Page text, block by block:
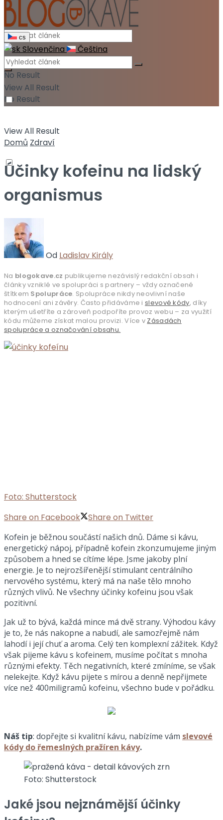
No Result
View All Result
cs
Slovenčina Čeština
No Result
View All Result
Domů Zdraví
Účinky kofeinu na lidský
organismus
Od Ladislav Király
Na blogokave.cz publikujeme nezávislý redakční obsah i
články vzniklé ve spolupráci s partnery – vždy označené
štítkem Spolupráce. Spolupráce nikdy neovlivní naše
hodnocení ani závěry. Často přidáváme islevové kódy, díky
kterým ušetříte a zároveň podpoříte provoz webu – za využití
kódu můžeme získat malou provizi. Více v Zásadách
spolupráce a označování obsahu.
Foto: Shutterstock
Share on Facebook
Share on Twitter
Kofein je běžnou součástí našich dnů. Dáme si kávu,
energetický nápoj, případně kofein zkonzumujeme jiným
způsobem a hned se cítíme lépe. Jsme jakoby plní
energie. Je to nejrozšířenější stimulant centrálního
nervového systému, který má na naše tělo mnoho
různých vlivů. Ne všechny účinky kofeinu jsou však
pozitivní.
Jak už to bývá, každá mince má dvě strany. Výhodou kávy
je to, že nás nakopne a nabudí, ale samozřejmě nám
lahodí i její chuť a aroma. Celý ten komplexní zážitek. Když
však pijeme kávu s kofeinem, musíme počítat s mnoha
různými efekty. Těch negativních, které zmíníme, se však
nelekejte. Když kávu pijete s mírou a denně nepřijmete
více než 400miligramů kofeinu, všechno bude v pořádku.
Náš tip: dopřejte si kvalitní kávu, nabízíme vám slevové
kódy do řemeslných pražíren kávy.
Foto: Shutterstock
Jaké jsou nejznámější účinky